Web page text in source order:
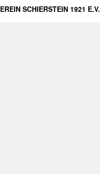
SCHIERSTEIN 1921 E.V.